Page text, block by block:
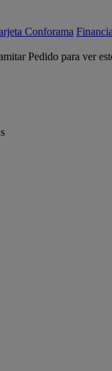
Conforama
Pedido para ver